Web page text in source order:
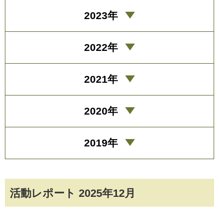
活動レポート 2025年12月
2023年
2022年
2021年
2020年
2019年